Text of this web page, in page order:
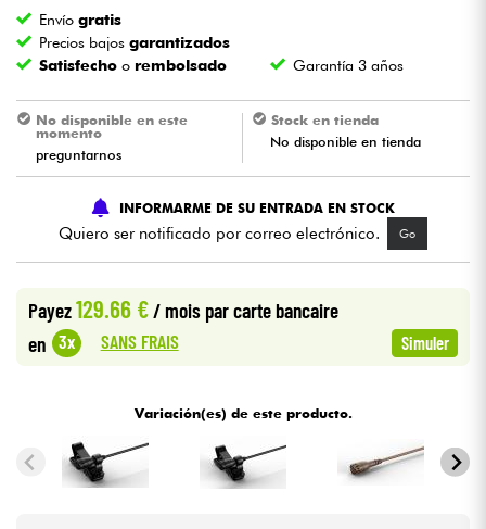
Batería y percusión
Violines y cuarteto
Niños
Cables & Acces.
HiFi
Ver nuestras marcas
Envíogratis
Precios bajosgarantizados
Satisfecho o rembolsado Garantía 3 años
No disponible en este
momento
preguntarnos
Stock en tienda
No disponible en tienda
INFORMARME DE SU ENTRADA EN STOCK
Quiero ser notificado por correo electrónico. Go
Payez129.66 €/ mois par carte bancaire
en 3x SANS FRAIS Simuler
Variación(es) de este producto.